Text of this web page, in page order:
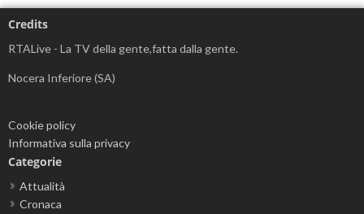
Credits
RTALive - La TV della gente,fatta dalla gente.
Nocera Inferiore (SA)
Cookie policy
Informativa sulla privacy
Categorie
Attualità
Cronaca